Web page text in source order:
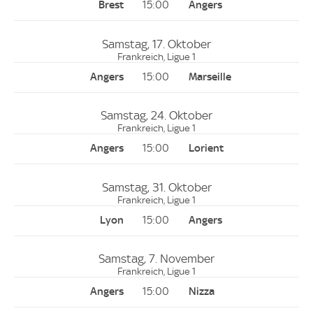
15:00
Samstag, 17. Oktober
Frankreich, Ligue 1
15:00
Samstag, 24. Oktober
Frankreich, Ligue 1
15:00
Samstag, 31. Oktober
Frankreich, Ligue 1
15:00
Samstag, 7. November
Frankreich, Ligue 1
15:00